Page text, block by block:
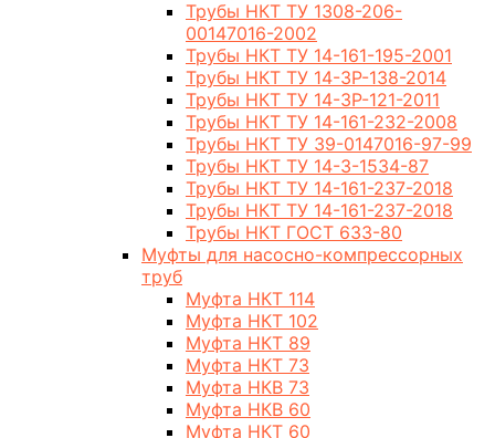
Трубы НКТ ТУ 1308-206-
00147016-2002
Трубы НКТ ТУ 14-161-195-2001
Трубы НКТ ТУ 14-3Р-138-2014
Трубы НКТ ТУ 14-3Р-121-2011
Трубы НКТ ТУ 14-161-232-2008
Трубы НКТ ТУ 39-0147016-97-99
Трубы НКТ ТУ 14-3-1534-87
Трубы НКТ ТУ 14-161-237-2018
Трубы НКТ ТУ 14-161-237-2018
Трубы НКТ ГОСТ 633-80
Муфты для насосно-компрессорных
труб
Муфта НКТ 114
Муфта НКТ 102
Муфта НКТ 89
Муфта НКТ 73
Муфта НКВ 73
Муфта НКВ 60
Муфта НКТ 60